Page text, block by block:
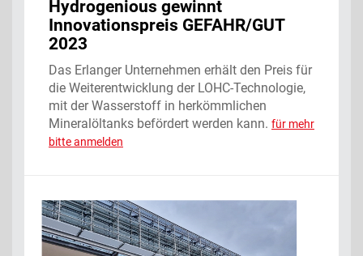
Hydrogenious gewinnt
Innovationspreis GEFAHR/GUT
2023
Das Erlanger Unternehmen erhält den Preis für
die Weiterentwicklung der LOHC-Technologie,
mit der Wasserstoff in herkömmlichen
Mineralöltanks befördert werden kann. für mehr
bitte anmelden